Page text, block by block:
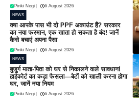
Pinki Negi 6 August 2026
NEWS
क्या आपके पास भी दो PPF अकाउंट हैं? सरकार
का नया फरमान, एक खाता हो सकता है बंद! जानें
कैसे बचाएं अपना पैसा
Pinki Negi 6 August 2026
NEWS
बुजुर्ग माता-पिता को घर से निकालने वाले सावधान!
हाईकोर्ट का कड़ा फैसला—बेटों को खाली करना होगा
घर, जानें नया नियम
Pinki Negi 6 August 2026